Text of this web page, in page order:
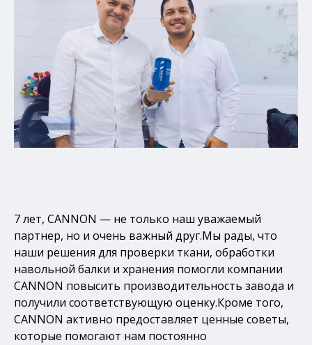
7 лет, CANNON — не только наш уважаемый
партнер, но и очень важный друг.Мы рады, что
наши решения для проверки ткани, обработки
навольной балки и хранения помогли компании
CANNON повысить производительность завода и
получили соответствующую оценку.Кроме того,
CANNON активно предоставляет ценные советы,
которые помогают нам постоянно